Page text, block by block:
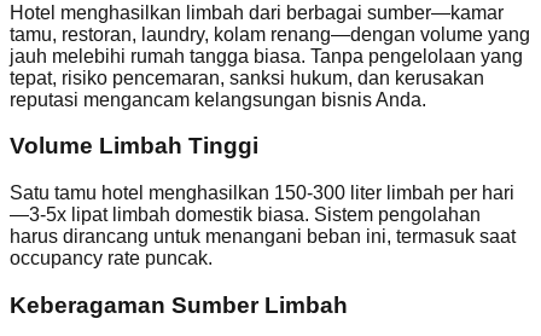
Hotel menghasilkan limbah dari berbagai sumber—kamar
tamu, restoran, laundry, kolam renang—dengan volume yang
jauh melebihi rumah tangga biasa. Tanpa pengelolaan yang
tepat, risiko pencemaran, sanksi hukum, dan kerusakan
reputasi mengancam kelangsungan bisnis Anda.
Volume Limbah Tinggi
Satu tamu hotel menghasilkan 150-300 liter limbah per hari
—3-5x lipat limbah domestik biasa. Sistem pengolahan
harus dirancang untuk menangani beban ini, termasuk saat
occupancy rate puncak.
Keberagaman Sumber Limbah